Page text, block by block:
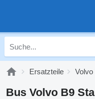
Ersatzteile
Bus Volvo B9